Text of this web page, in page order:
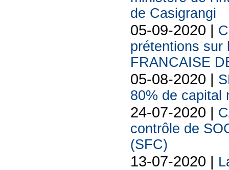
de Casigrangi
05-09-2020 |
prétentions sur
FRANCAISE
05-08-2020 |
80% de capital
24-07-2020 |
contrôle de
(SFC)
13-07-2020 |